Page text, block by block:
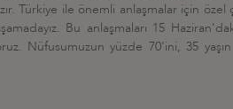
Türkiye ile önemli anlaşmalar için özel
Bu anlaşmaları 15
Nüfusumuzun yüzde 70'ini, 35 yaşın